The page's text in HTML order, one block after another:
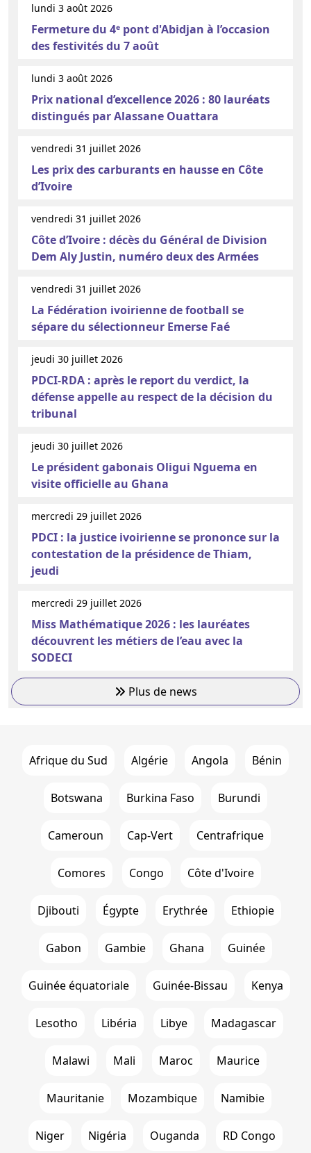
lundi 3 août 2026
Fermeture du 4ᵉ pont d'Abidjan à l’occasion
des festivités du 7 août
lundi 3 août 2026
Prix national d’excellence 2026 : 80 lauréats
distingués par Alassane Ouattara
vendredi 31 juillet 2026
Les prix des carburants en hausse en Côte
d’Ivoire
vendredi 31 juillet 2026
Côte d’Ivoire : décès du Général de Division
Dem Aly Justin, numéro deux des Armées
vendredi 31 juillet 2026
La Fédération ivoirienne de football se
sépare du sélectionneur Emerse Faé
jeudi 30 juillet 2026
PDCI-RDA : après le report du verdict, la
défense appelle au respect de la décision du
tribunal
jeudi 30 juillet 2026
Le président gabonais Oligui Nguema en
visite officielle au Ghana
mercredi 29 juillet 2026
PDCI : la justice ivoirienne se prononce sur la
contestation de la présidence de Thiam,
jeudi
mercredi 29 juillet 2026
Miss Mathématique 2026 : les lauréates
découvrent les métiers de l’eau avec la
SODECI
Plus de news
Afrique du Sud Algérie Angola Bénin
Botswana Burkina Faso Burundi
Cameroun Cap-Vert Centrafrique
Comores Congo Côte d'Ivoire
Djibouti Égypte Erythrée Ethiopie
Gabon Gambie Ghana Guinée
Guinée équatoriale Guinée-Bissau Kenya
Lesotho Libéria Libye Madagascar
Malawi Mali Maroc Maurice
Mauritanie Mozambique Namibie
Niger Nigéria Ouganda RD Congo